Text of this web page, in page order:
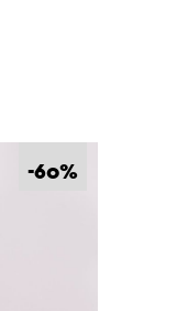
-60%